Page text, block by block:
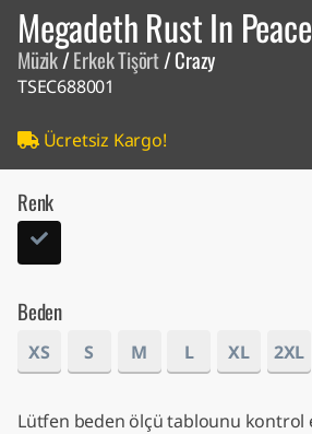
Megadeth Rust In Peace
Müzik/Erkek Tişört/Crazy
TSEC688001
Ücretsiz Kargo!
Renk
Beden
XS S M L XL 2XL
Lütfen beden ölçü tablounu kontrol